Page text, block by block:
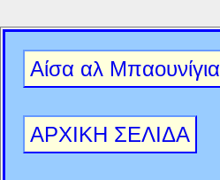
Αίσα αλ Μπαουνίγια
ΑΡΧΙΚΗ ΣΕΛΙΔΑ